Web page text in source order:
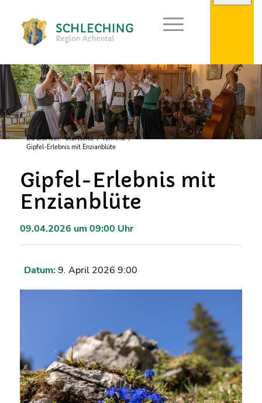
Du bist hier: Startseite / Termine /
Gipfel-Erlebnis mit Enzianblüte
Gipfel-Erlebnis mit
Enzianblüte
09.04.2026 um 09:00 Uhr
Datum: 9. April 2026 9:00